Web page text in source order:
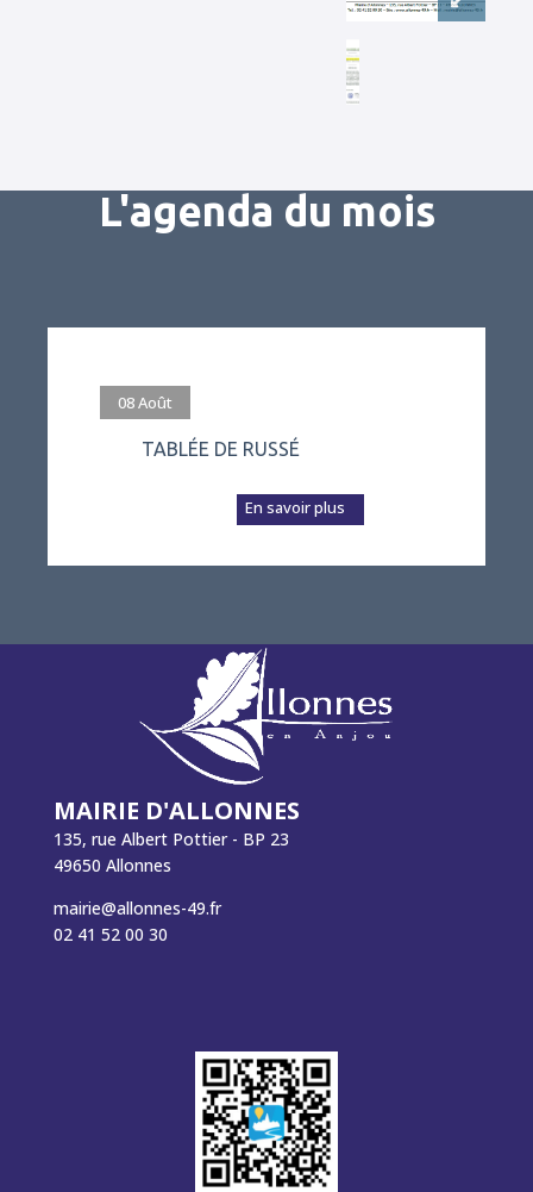
L'agenda du mois
08Août
TABLÉE DE RUSSÉ
En savoir plus
MAIRIE D'ALLONNES
135, rue Albert Pottier - BP 23
49650 Allonnes
mairie@allonnes-49.fr
02 41 52 00 30